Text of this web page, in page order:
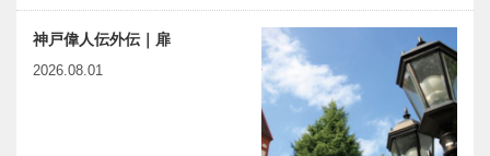
神戸偉人伝外伝｜扉
2026.08.01